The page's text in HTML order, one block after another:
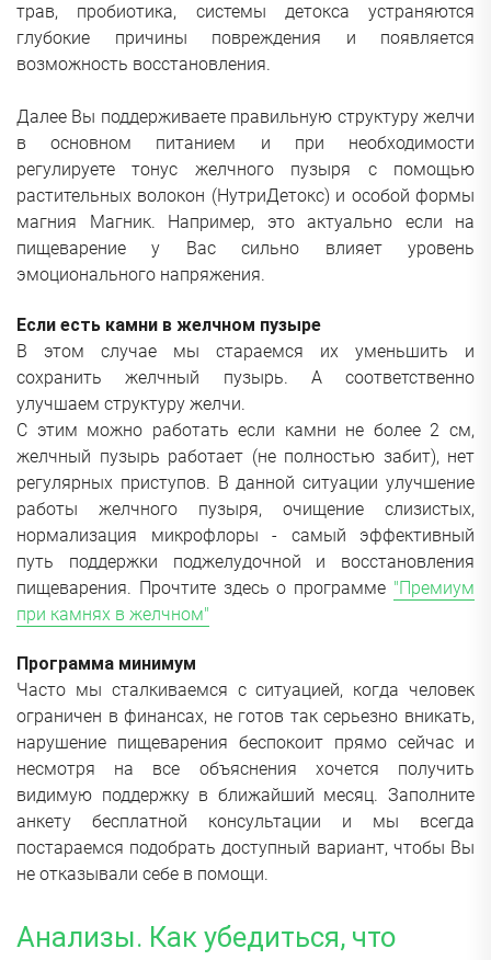
трав, пробиотика, системы детокса устраняются
глубокие причины повреждения и появляется
возможность восстановления.
Далее Вы поддерживаете правильную структуру желчи
в основном питанием и при необходимости
регулируете тонус желчного пузыря с помощью
растительных волокон (НутриДетокс) и особой формы
магния Магник. Например, это актуально если на
пищеварение у Вас сильно влияет уровень
эмоционального напряжения.
Если есть камни в желчном пузыре
В этом случае мы стараемся их уменьшить и
сохранить желчный пузырь. А соответственно
улучшаем структуру желчи.
С этим можно работать если камни не более 2 см,
желчный пузырь работает (не полностью забит), нет
регулярных приступов. В данной ситуации улучшение
работы желчного пузыря, очищение слизистых,
нормализация микрофлоры - самый эффективный
путь поддержки поджелудочной и восстановления
пищеварения. Прочтите здесь о программе "Премиум
при камнях в желчном"
Программа минимум
Часто мы сталкиваемся с ситуацией, когда человек
ограничен в финансах, не готов так серьезно вникать,
нарушение пищеварения беспокоит прямо сейчас и
несмотря на все объяснения хочется получить
видимую поддержку в ближайший месяц. Заполните
анкету бесплатной консультации и мы всегда
постараемся подобрать доступный вариант, чтобы Вы
не отказывали себе в помощи.
Анализы. Как убедиться, что